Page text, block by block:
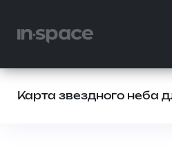
Карта звездного неба